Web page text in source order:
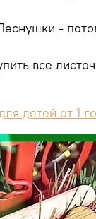
-
все
детей от 1